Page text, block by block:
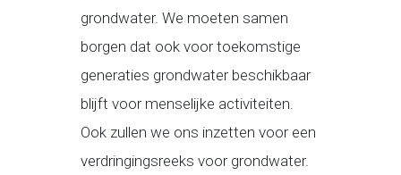
grondwater. We moeten samen
borgen dat ook voor toekomstige
generaties grondwater beschikbaar
blijft voor menselijke activiteiten.
Ook zullen we ons inzetten voor een
verdringingsreeks voor grondwater.